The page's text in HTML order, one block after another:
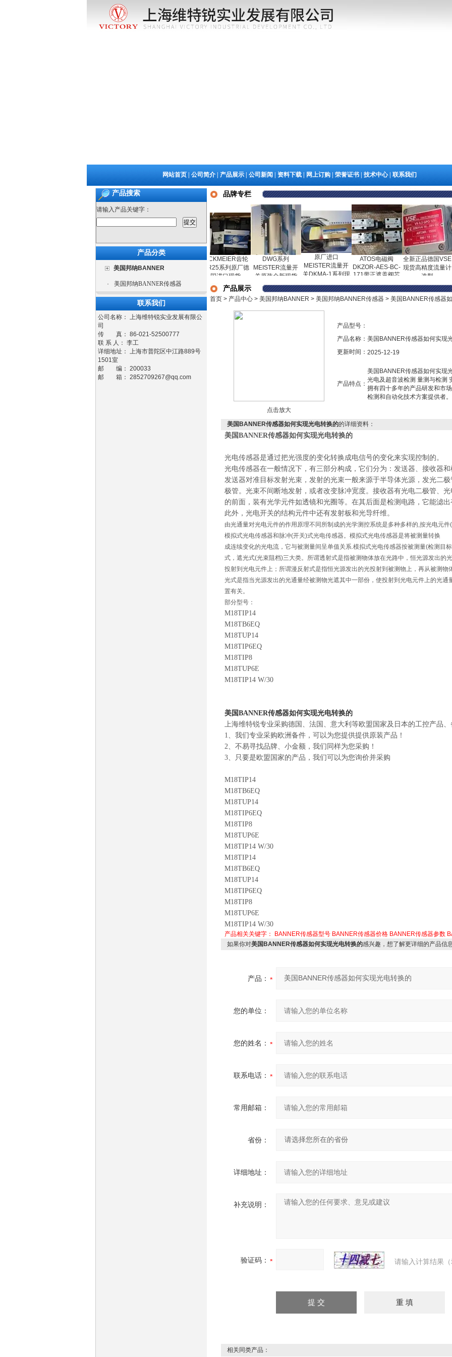
网站首页| 公司简介| 产品展示| 公司新闻 资料下载| 网上订购| 荣誉证书| 技术中心| 联系我们
产品搜索
请输入产品关键字：
产品分类
美国邦纳BANNER
· 美国邦纳BANNER传感器
联系我们
公司名称： 上海维特锐实业发展有限公
司
传 真： 86-021-52500777
联 系 人： 李工
详细地址： 上海市普陀区中江路889号
1501室
邮 编： 200033
邮 箱： 2852709267@qq.com
品牌专栏
德国进口全新
MEISTER DKG-1
MEISTER DKG-1
8 G 1 2 MS COC
RICKMEIER齿轮
泵R25系列原厂德
国进口现货
DWG系列
MEISTER流量开
关原装全新现货
原厂进口
MEISTER流量开
关DKMA-1系列现
ATOS电磁阀
DKZOR-AES-BC-
171带正遮盖阀芯
全新正品德国VSE
现货高精度流量计
德
例
产品展示
首页> 产品中心> 美国邦纳BANNER > 美国邦纳BANNER传感器> 美国BANNER传感器
点击放大
产品型号：
产品名称： 美国BANNER传感器如何实现
更新时间： 2025-12-19
产品特点：
美国BANNER传感器如何实现
光电及超音波检测 量测与检测
拥有四十多年的产品研发和市
检测和自动化技术方案提供者。
美国BANNER传感器如何实现光电转换的的详细资料：
美国BANNER传感器如何实现光电转换的
光电传感器是通过把光强度的变化转换成电信号的变化来实现控制的。
光电传感器在一般情况下，有三部分构成，它们分为：发送器、接收器和
发送器对准目标发射光束，发射的光束一般来源于半导体光源，发光二
极管。光束不间断地发射，或者改变脉冲宽度。接收器有光电二极管、
的前面，装有光学元件如透镜和光圈等。在其后面是检测电路，它能滤出
此外，光电开关的结构元件中还有发射板和光导纤维。
由光通量对光电元件的作用原理不同所制成的光学测控系统是多种多样的,按光电元
模拟式光电传感器和 脉冲(开关)式光电传感器。模拟式光电传感器是将被测量转换
成连续变化的光电流，它与被测量间呈单值关系.模拟式光电传感器按被测量(检测目
式，遮光式(光束阻档)三大类。所谓透射式是指被测物体放在光路中，恒光源发出的
投射到光电元件上；所谓漫反射式是指恒光源发出的光投射到被测物上，再从被测物
光式是指当光源发出的光通量经被测物光遮其中一部份，使投射到光电元件上的光通
置有关。
部分型号：
M18TIP14
M18TB6EQ
M18TUP14
M18TIP6EQ
M18TIP8
M18TUP6E
M18TIP14 W/30
美国BANNER传感器如何实现光电转换的
上海维特锐专业采购德国、法国、意大利等欧盟国家及日本的工控产品、
1、我们专业采购欧洲备件，可以为您提供提供原装产品！
2、不易寻找品牌、小金额，我们同样为您采购！
3、只要是欧盟国家的产品，我们可以为您询价并采购
M18TIP14
M18TB6EQ
M18TUP14
M18TIP6EQ
M18TIP8
M18TUP6E
M18TIP14 W/30
M18TIP14
M18TB6EQ
M18TUP14
M18TIP6EQ
M18TIP8
M18TUP6E
M18TIP14 W/30
产品相关关键字： BANNER传感器型号 BANNER传感器价格 BANNER传感器参数
如果你对美国BANNER传感器如何实现光电转换的感兴趣，想了解更详细的产品信
产品：
您的单位：
您的姓名：
联系电话：
常用邮箱：
省份：
详细地址：
补充说明：
验证码： 请输入计算结果
相关同类产品：